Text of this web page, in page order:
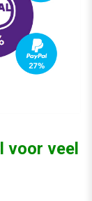
voor veel